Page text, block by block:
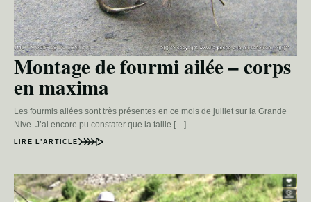
Montage de fourmi ailée – corps
en maxima
Les fourmis ailées sont très présentes en ce mois de juillet sur la Grande
Nive. J’ai encore pu constater que la taille […]
LIRE L’ARTICLE